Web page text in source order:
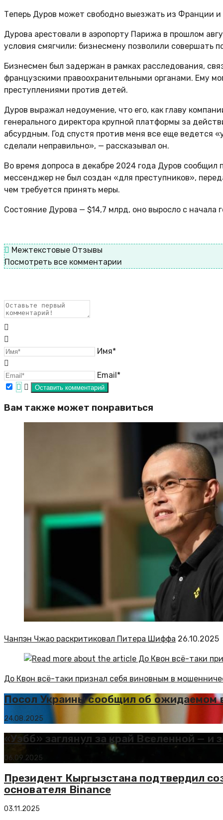
Теперь Дуров может свободно выезжать из Франции и
Дурова арестовали в аэропорту Парижа в прошлом
условия смягчили: бизнесмену позволили совершать
Бизнесмен был задержан в рамках расследования,
французскими правоохранительными органами. Ему
преступлениями против детей.
Дуров выражал недоумение, что его, как главу
генерального директора крупной платформы за
абсурдным. Год спустя против меня все еще ведется
сделали неправильно», — рассказывал он.
Во время допроса в декабре 2024 года Дуров
мессенджер не был создан «для преступников»,
чем требуется принять меры.
Состояние Дурова — $14,7 млрд, оно выросло с
Межтекстовые Отзывы
Посмотреть все комментарии
Имя*
Email*
Вам также может понравиться
Чанпэн Чжао раскритиковал Питера Шиффа 26.10.2025
До Квон всё-таки признал себя виновным в
Посол Украины сообщил об ожидаемом
24.08.2025
«Уэбб» заглянул за край Вселенной —
06.09.2025
Президент Кыргызстана подтвердил
основателя Binance
03.11.2025